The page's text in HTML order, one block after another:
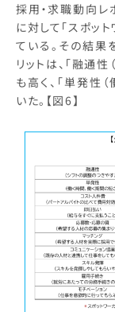
採用・求職動向レ
に対して「スポッ
ている。その結果
リットは、「融通
も高く、「単発性
いた。【図6】